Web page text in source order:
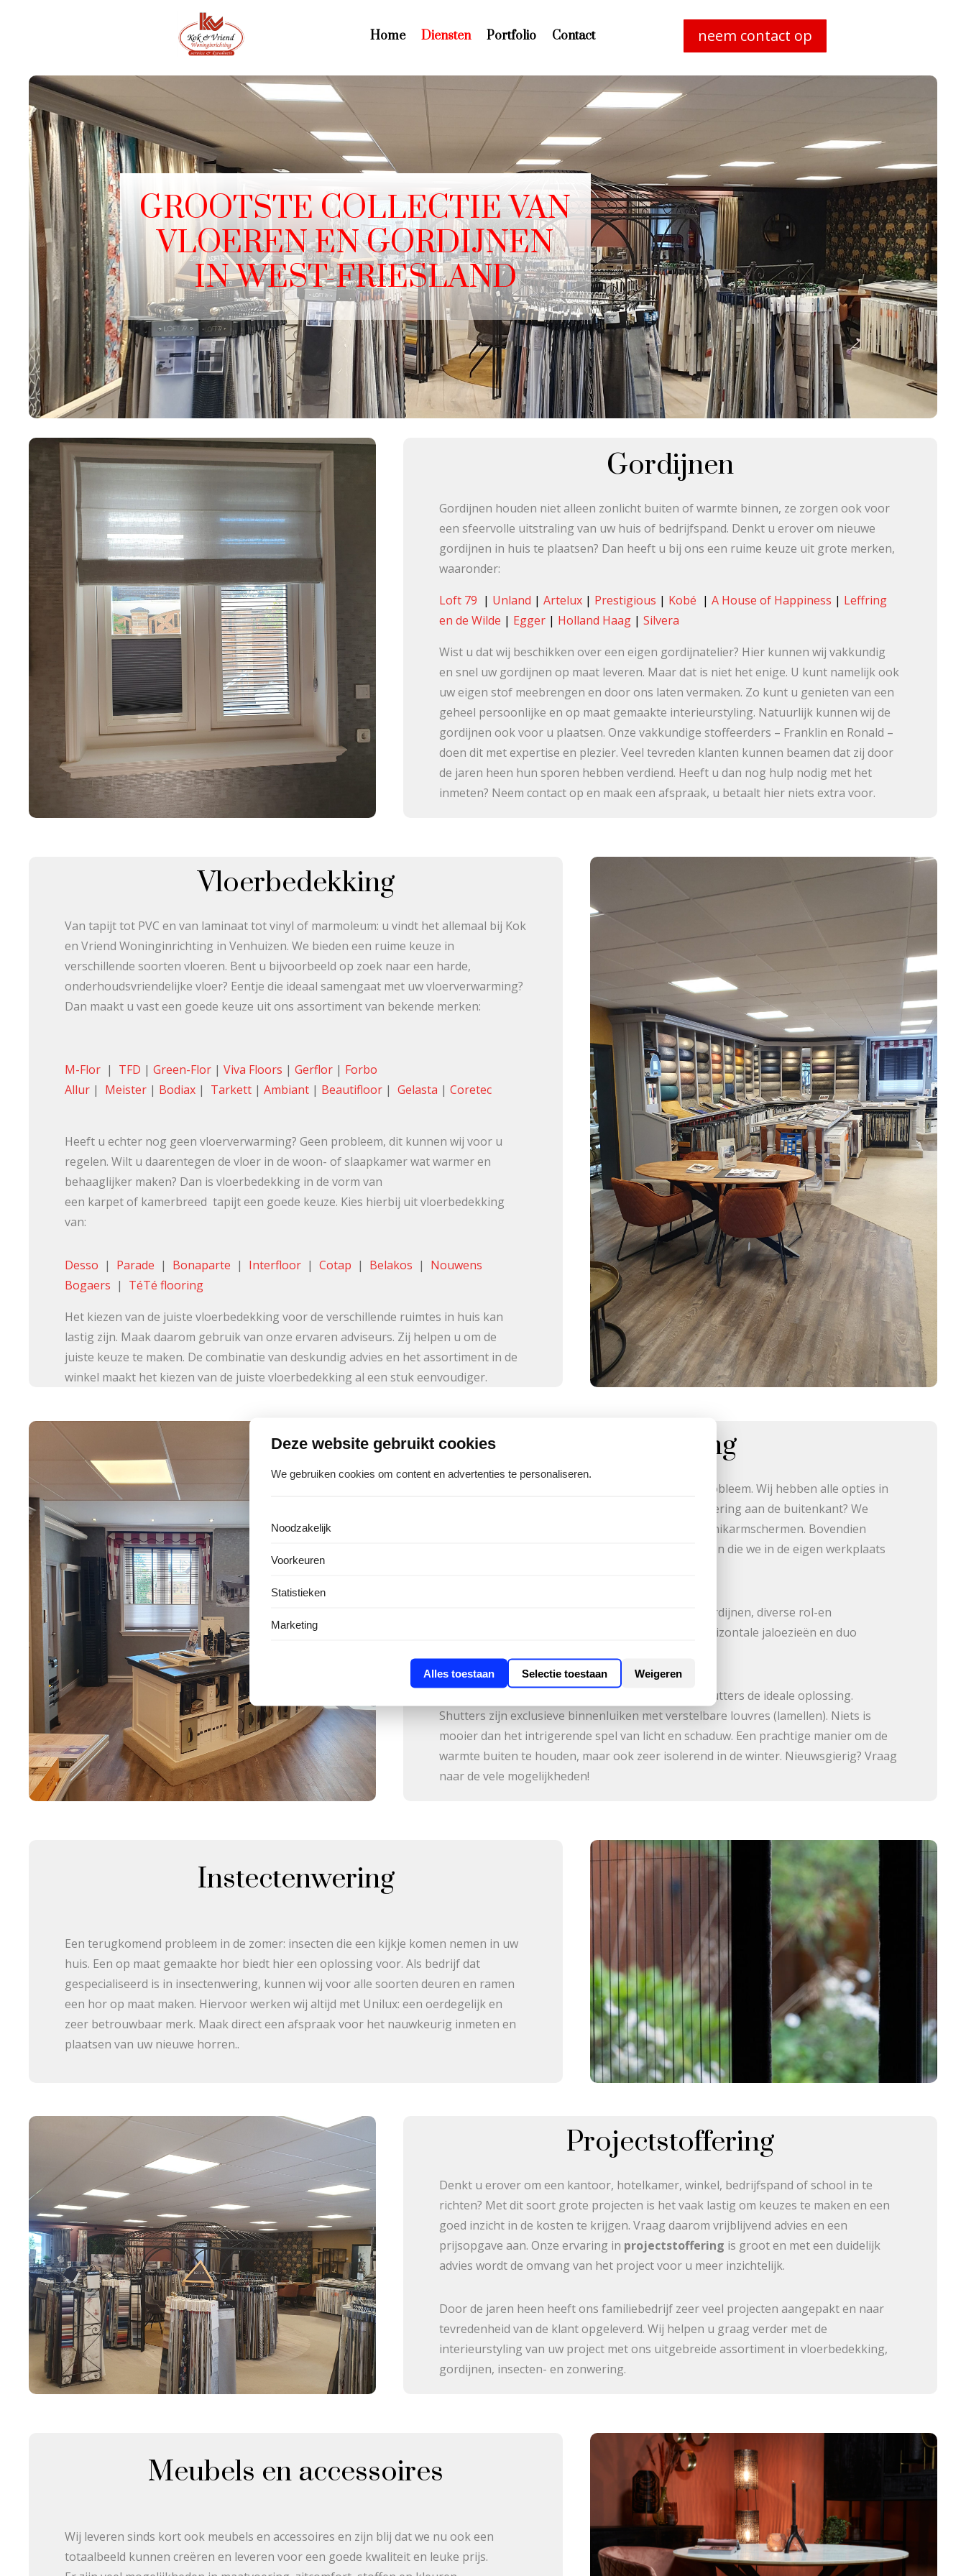
Home Diensten Portfolio Contact neem contact op
GROOTSTE COLLECTIE VAN
VLOEREN EN GORDIJNEN
IN WEST-FRIESLAND
Gordijnen
Gordijnen houden niet alleen zonlicht buiten of warmte binnen, ze zorgen ook voor
een sfeervolle uitstraling van uw huis of bedrijfspand. Denkt u erover om nieuwe
gordijnen in huis te plaatsen? Dan heeft u bij ons een ruime keuze uit grote merken,
waaronder:
Loft 79 | Unland | Artelux | Prestigious | Kobé | A House of Happiness | Leffring
en de Wilde | Egger | Holland Haag | Silvera
Wist u dat wij beschikken over een eigen gordijnatelier? Hier kunnen wij vakkundig
en snel uw gordijnen op maat leveren. Maar dat is niet het enige. U kunt namelijk ook
uw eigen stof meebrengen en door ons laten vermaken. Zo kunt u genieten van een
geheel persoonlijke en op maat gemaakte interieurstyling. Natuurlijk kunnen wij de
gordijnen ook voor u plaatsen. Onze vakkundige stoffeerders – Franklin en Ronald –
doen dit met expertise en plezier. Veel tevreden klanten kunnen beamen dat zij door
de jaren heen hun sporen hebben verdiend. Heeft u dan nog hulp nodig met het
inmeten? Neem contact op en maak een afspraak, u betaalt hier niets extra voor.
Vloerbedekking
Van tapijt tot PVC en van laminaat tot vinyl of marmoleum: u vindt het allemaal bij Kok
en Vriend Woninginrichting in Venhuizen. We bieden een ruime keuze in
verschillende soorten vloeren. Bent u bijvoorbeeld op zoek naar een harde,
onderhoudsvriendelijke vloer? Eentje die ideaal samengaat met uw vloerverwarming?
Dan maakt u vast een goede keuze uit ons assortiment van bekende merken:
M-Flor | TFD |Green-Flor |Viva Floors |Gerflor | Forbo
Allur | Meister | Bodiax | Tarkett |Ambiant | Beautifloor |Gelasta |Coretec
Heeft u echter nog geen vloerverwarming? Geen probleem, dit kunnen wij voor u
regelen. Wilt u daarentegen de vloer in de woon- of slaapkamer wat warmer en
behaaglijker maken? Dan is vloerbedekking in de vorm van
een karpet of kamerbreed tapijt een goede keuze. Kies hierbij uit vloerbedekking
van:
Desso | Parade | Bonaparte | Interfloor | Cotap | Belakos | Nouwens
Bogaers | TéTé flooring
Het kiezen van de juiste vloerbedekking voor de verschillende ruimtes in huis kan
lastig zijn. Maak daarom gebruik van onze ervaren adviseurs. Zij helpen u om de
juiste keuze te maken. De combinatie van deskundig advies en het assortiment in de
winkel maakt het kiezen van de juiste vloerbedekking al een stuk eenvoudiger.
Zonwering
Uw zonwering binnen of buiten plaatsen? Geen probleem. Wij hebben alle opties in
huis die geheel passen bij uw interieustyling. Zonwering aan de buitenkant? We
bieden veel keuze in screens, rolluiken, uitval- en knikarmschermen. Bovendien
hebben wij een veelzijdig assortiment aan markiezen die we in de eigen werkplaats
kiest u uit allerlei plisségordijnen, diverse rol-en
vouwgordijnen, meerdere soorten verticale- en horizontale jaloezieën en duo
Wilt u veel sfeer bepalen in de woning? Dan zijn shutters de ideale oplossing.
Shutters zijn exclusieve binnenluiken met verstelbare louvres (lamellen). Niets is
mooier dan het intrigerende spel van licht en schaduw. Een prachtige manier om de
warmte buiten te houden, maar ook zeer isolerend in de winter. Nieuwsgierig? Vraag
naar de vele mogelijkheden!
Instectenwering
Een terugkomend probleem in de zomer: insecten die een kijkje komen nemen in uw
huis. Een op maat gemaakte hor biedt hier een oplossing voor. Als bedrijf dat
gespecialiseerd is in insectenwering, kunnen wij voor alle soorten deuren en ramen
een hor op maat maken. Hiervoor werken wij altijd met Unilux: een oerdegelijk en
zeer betrouwbaar merk. Maak direct een afspraak voor het nauwkeurig inmeten en
plaatsen van uw nieuwe horren..
Projectstoffering
Denkt u erover om een kantoor, hotelkamer, winkel, bedrijfspand of school in te
richten? Met dit soort grote projecten is het vaak lastig om keuzes te maken en een
goed inzicht in de kosten te krijgen. Vraag daarom vrijblijvend advies en een
prijsopgave aan. Onze ervaring in projectstoffering is groot en met een duidelijk
advies wordt de omvang van het project voor u meer inzichtelijk.
Door de jaren heen heeft ons familiebedrijf zeer veel projecten aangepakt en naar
tevredenheid van de klant opgeleverd. Wij helpen u graag verder met de
interieurstyling van uw project met ons uitgebreide assortiment in vloerbedekking,
gordijnen, insecten- en zonwering.
Meubels en accessoires
Wij leveren sinds kort ook meubels en accessoires en zijn blij dat we nu ook een
totaalbeeld kunnen creëren en leveren voor een goede kwaliteit en leuke prijs.
Deze website gebruikt cookies
We gebruiken cookies om content en advertenties te personaliseren.
Noodzakelijk
Voorkeuren
Statistieken
Marketing
Alles toestaan Selectie toestaan Weigeren